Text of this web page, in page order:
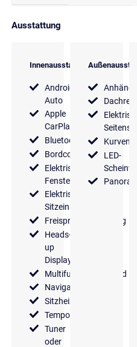
Ausstattung
Innenausstattung
Android
Auto
Apple
CarPlay
Bluetooth
Bordcomputer
Elektrische
Fensterheber
Elektrische
Sitzeinstellung
Freisprecheinrichtung
Heads-
up
Display
Multifunktionslenkrad
Navigationssystem
Sitzheizung
Tempomat
Tuner
oder
LED-